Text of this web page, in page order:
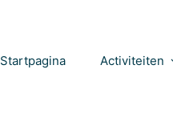
Startpagina Activiteiten